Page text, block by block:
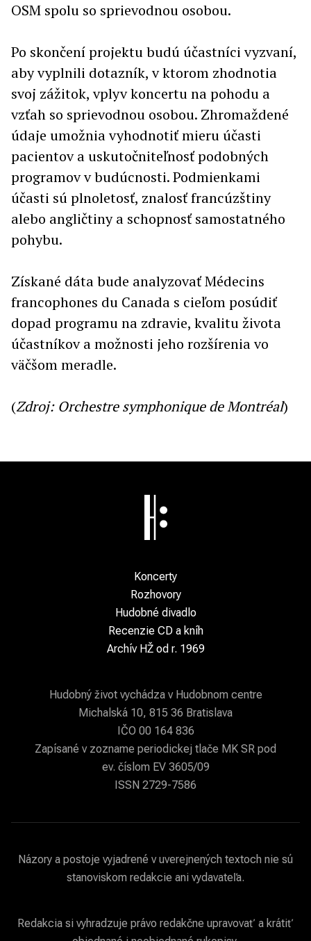
OSM spolu so sprievodnou osobou.
Po skončení projektu budú účastníci vyzvaní,
aby vyplnili dotazník, v ktorom zhodnotia
svoj zážitok, vplyv koncertu na pohodu a
vzťah so sprievodnou osobou. Zhromaždené
údaje umožnia vyhodnotiť mieru účasti
pacientov a uskutočniteľnosť podobných
programov v budúcnosti. Podmienkami
účasti sú plnoletosť, znalosť francúzštiny
alebo angličtiny a schopnosť samostatného
pohybu.
Získané dáta bude analyzovať Médecins
francophones du Canada s cieľom posúdiť
dopad programu na zdravie, kvalitu života
účastníkov a možnosti jeho rozšírenia vo
väčšom meradle.
(Zdroj: Orchestre symphonique de Montréal)
Koncerty
Rozhovory
Hudobné divadlo
Recenzie CD a kníh
Archív HŽ od r. 1969
Hudobný život vychádza v Hudobnom centre
Michalská 10, 815 36 Bratislava
IČO 00 164 836
Zapísané v zozname periodickej tlače MK SR pod
ev. číslom EV 3605/09
ISSN 2729-7586
Názory a postoje vyjadrené v uverejnených textoch nie sú
stanoviskom redakcie ani vydavateľa.
Redakcia si vyhradzuje právo redakčne upravovať a krátiť